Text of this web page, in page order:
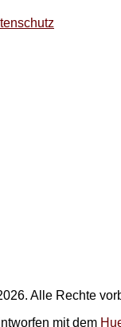
Alle Rechte
mit dem